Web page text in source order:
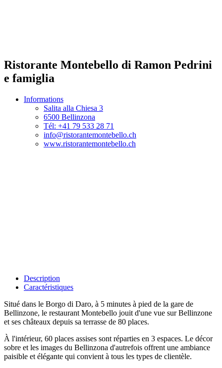
Ristorante Montebello di Ramon Pedrini
e famiglia
Informations
Salita alla Chiesa 3
6500 Bellinzona
Tél: +41 79 533 28 71
info@ristorantemontebello.ch
www.ristorantemontebello.ch
Description
Caractéristiques
Situé dans le Borgo di Daro, à 5 minutes à pied de la gare de
Bellinzone, le restaurant Montebello jouit d'une vue sur Bellinzone
et ses châteaux depuis sa terrasse de 80 places.
À l'intérieur, 60 places assises sont réparties en 3 espaces. Le décor
sobre et les images du Bellinzona d'autrefois offrent une ambiance
paisible et élégante qui convient à tous les types de clientèle.